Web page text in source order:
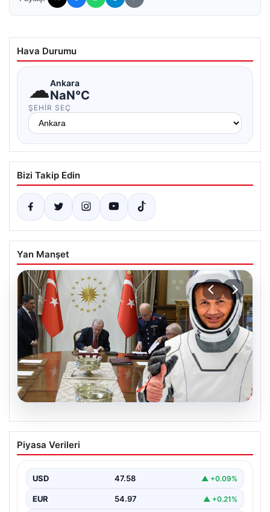
Hava Durumu
☁Ankara
NaN°C
ŞEHIR SEÇ
Bizi Takip Edin
Yan Manşet
05.08.2026
Yüksek Askeri Şura (YAŞ) kararları
açıklandı, Alper Gezeravcı terfi etti
Piyasa Verileri
USD 47.58 ▲ +0.09%
EUR 54.97 ▲ +0.21%